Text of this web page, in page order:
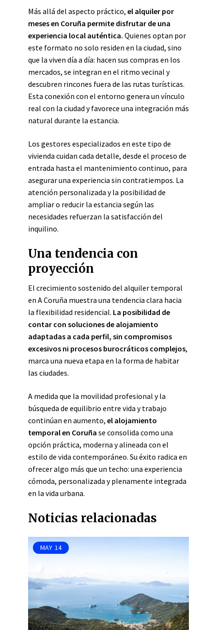
Más allá del aspecto práctico, el alquiler por
meses en Coruña permite disfrutar de una
experiencia local auténtica. Quienes optan por
este formato no solo residen en la ciudad, sino
que la viven día a día: hacen sus compras en los
mercados, se integran en el ritmo vecinal y
descubren rincones fuera de las rutas turísticas.
Esta conexión con el entorno genera un vínculo
real con la ciudad y favorece una integración más
natural durante la estancia.
Los gestores especializados en este tipo de
vivienda cuidan cada detalle, desde el proceso de
entrada hasta el mantenimiento continuo, para
asegurar una experiencia sin contratiempos. La
atención personalizada y la posibilidad de
ampliar o reducir la estancia según las
necesidades refuerzan la satisfacción del
inquilino.
Una tendencia con
proyección
El crecimiento sostenido del alquiler temporal
en A Coruña muestra una tendencia clara hacia
la flexibilidad residencial. La posibilidad de
contar con soluciones de alojamiento
adaptadas a cada perfil, sin compromisos
excesivos ni procesos burocráticos complejos,
marca una nueva etapa en la forma de habitar
las ciudades.
A medida que la movilidad profesional y la
búsqueda de equilibrio entre vida y trabajo
continúan en aumento, el alojamiento
temporal en Coruña se consolida como una
opción práctica, moderna y alineada con el
estilo de vida contemporáneo. Su éxito radica en
ofrecer algo más que un techo: una experiencia
cómoda, personalizada y plenamente integrada
en la vida urbana.
Noticias relacionadas
MAY 14